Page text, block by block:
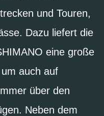
und Touren,
Dazu liefert die
eine große
auch auf
über den
Neben dem